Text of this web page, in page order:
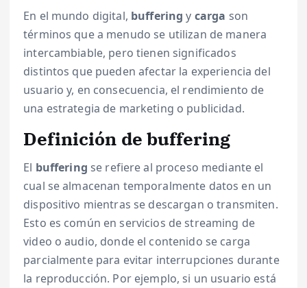
En el mundo digital, buffering y carga son
términos que a menudo se utilizan de manera
intercambiable, pero tienen significados
distintos que pueden afectar la experiencia del
usuario y, en consecuencia, el rendimiento de
una estrategia de marketing o publicidad.
Definición de buffering
El buffering se refiere al proceso mediante el
cual se almacenan temporalmente datos en un
dispositivo mientras se descargan o transmiten.
Esto es común en servicios de streaming de
video o audio, donde el contenido se carga
parcialmente para evitar interrupciones durante
la reproducción. Por ejemplo, si un usuario está